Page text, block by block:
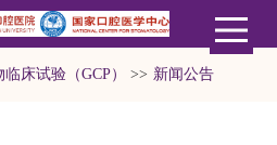
临床试验（GCP） >> 新闻公告